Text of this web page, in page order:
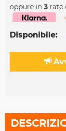
oppure in 3 rate
Disponibile: